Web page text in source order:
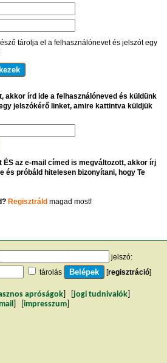
tárolja el a felhasználónevet és jelszót egy
akkor írd ide a felhasználóneved és küldünk
jelszókérő linket, amire kattintva küldjük
ÉS az e-mail címed is megváltozott, akkor írj
és próbáld hitelesen bizonyítani, hogy Te
Regisztráldmagad most!
jelszó:
tárolás
[regisztráció]
apróságok jogi tudnivalók
impresszum]